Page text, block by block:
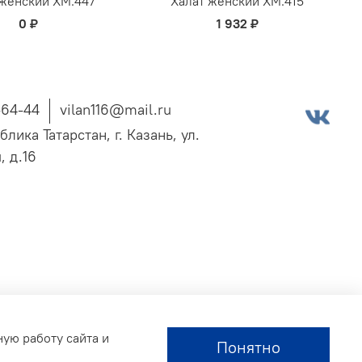
0 ₽
1 932 ₽
44
vilan116@mail.ru
Татарстан, г. Казань, ул.
д.16
работу сайта и Понятно